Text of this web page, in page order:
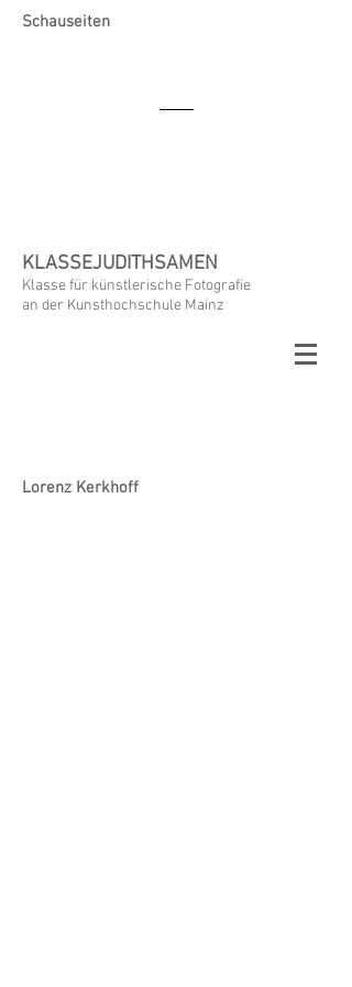
Schauseiten
KLASSEJUDITHSAMEN
Klasse für künstlerische Fotografie
an der Kunsthochschule Mainz
Lorenz Kerkhoff